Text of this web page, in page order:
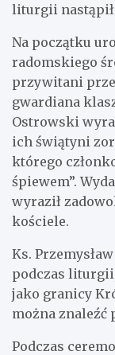
liturgii
Na początku
radomskiego
przywitani
gwardiana
Ostrowski
ich świątyni
którego
śpiewem”.
wyraził
kościele.
Ks.
podczas
jako granicy
można znaleźć
Podczas